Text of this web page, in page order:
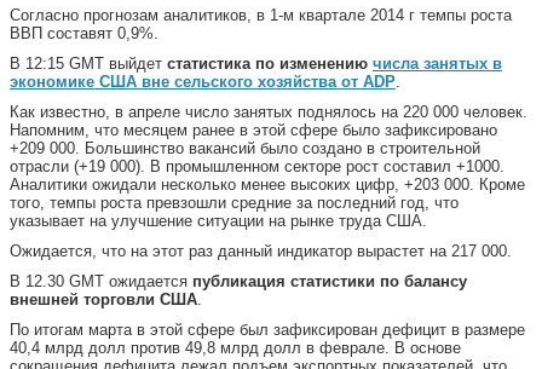
Согласно прогнозам аналитиков, в 1-м квартале 2014 г темпы роста
ВВП составят 0,9%.
В 12:15 GMT выйдет статистика по изменению числа занятых в
экономике США вне сельского хозяйства от ADP.
Как известно, в апреле число занятых поднялось на 220 000 человек.
Напомним, что месяцем ранее в этой сфере было зафиксировано
+209 000. Большинство вакансий было создано в строительной
отрасли (+19 000). В промышленном секторе рост составил +1000.
Аналитики ожидали несколько менее высоких цифр, +203 000. Кроме
того, темпы роста превзошли средние за последний год, что
указывает на улучшение ситуации на рынке труда США.
Ожидается, что на этот раз данный индикатор вырастет на 217 000.
В 12.30 GMT ожидается публикация статистики по балансу
внешней торговли США.
По итогам марта в этой сфере был зафиксирован дефицит в размере
40,4 млрд долл против 49,8 млрд долл в феврале. В основе